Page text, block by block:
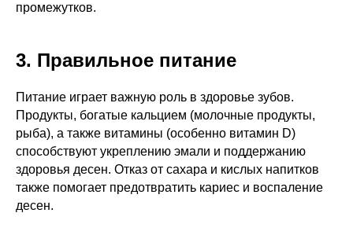
промежутков.
3. Правильное питание
Питание играет важную роль в здоровье зубов.
Продукты, богатые кальцием (молочные продукты,
рыба), а также витамины (особенно витамин D)
способствуют укреплению эмали и поддержанию
здоровья десен. Отказ от сахара и кислых напитков
также помогает предотвратить кариес и воспаление
десен.